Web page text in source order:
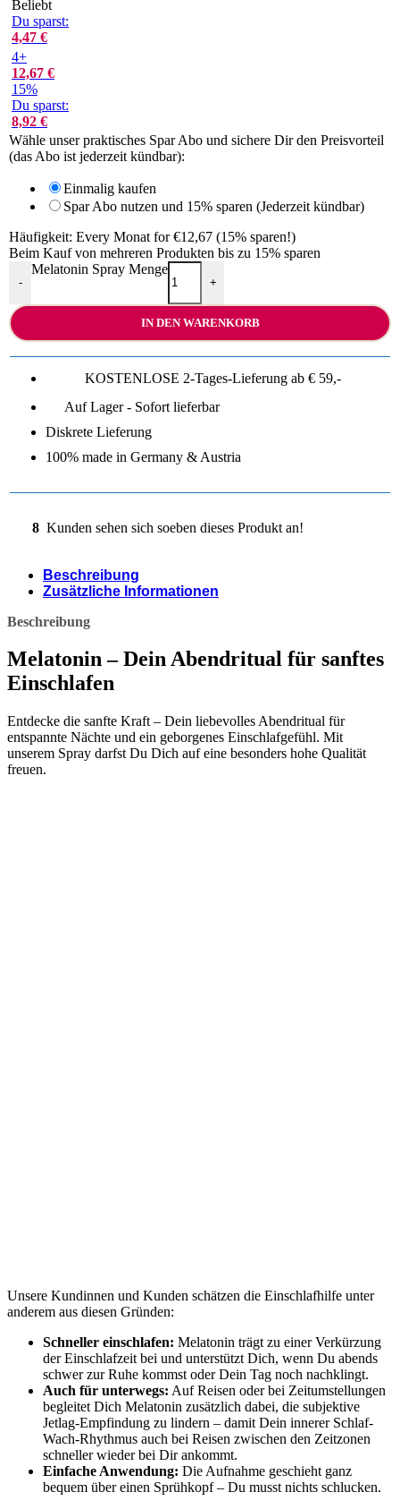
Beliebt
Du sparst:
4,47 €
4+
12,67 €
15%
Du sparst:
8,92 €
Wähle unser praktisches Spar Abo und sichere Dir den Preisvorteil
(das Abo ist jederzeit kündbar):
Einmalig kaufen
Spar Abo nutzen und 15% sparen (Jederzeit kündbar)
Häufigkeit: Every Monat for €12,67 (15% sparen!)
Beim Kauf von mehreren Produkten bis zu 15% sparen
-
Melatonin Spray Menge
+
IN DEN WARENKORB
KOSTENLOSE 2-Tages-Lieferung ab € 59,-
Auf Lager - Sofort lieferbar
Diskrete Lieferung
100% made in Germany & Austria
8 Kunden sehen sich soeben dieses Produkt an!
Beschreibung
Zusätzliche Informationen
Beschreibung
Melatonin – Dein Abendritual für sanftes
Einschlafen
Entdecke die sanfte Kraft – Dein liebevolles Abendritual für
entspannte Nächte und ein geborgenes Einschlafgefühl. Mit
unserem Spray darfst Du Dich auf eine besonders hohe Qualität
freuen.
Unsere Kundinnen und Kunden schätzen die Einschlafhilfe unter
anderem aus diesen Gründen:
Schneller einschlafen: Melatonin trägt zu einer Verkürzung
der Einschlafzeit bei und unterstützt Dich, wenn Du abends
schwer zur Ruhe kommst oder Dein Tag noch nachklingt.
Auch für unterwegs: Auf Reisen oder bei Zeitumstellungen
begleitet Dich Melatonin zusätzlich dabei, die subjektive
Jetlag-Empfindung zu lindern – damit Dein innerer Schlaf-
Wach-Rhythmus auch bei Reisen zwischen den Zeitzonen
schneller wieder bei Dir ankommt.
Einfache Anwendung: Die Aufnahme geschieht ganz
bequem über einen Sprühkopf – Du musst nichts schlucken.